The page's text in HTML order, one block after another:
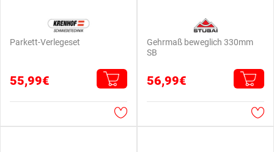
Parkett-Verlegeset
55,99€
Gehrmaß beweglich 330mm
SB
56,99€